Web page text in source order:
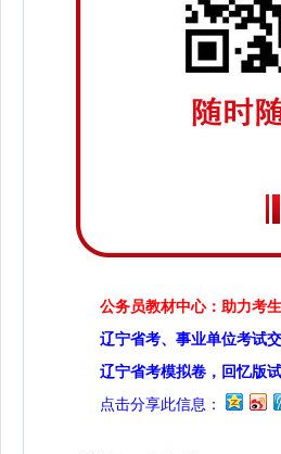
公务员教材中心：助力考
辽宁省考、事业单位考试
辽宁省考模拟卷，回忆版
点击分享此信息：